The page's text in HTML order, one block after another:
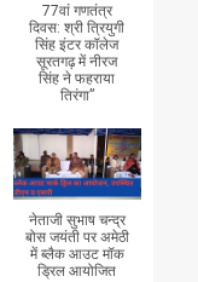
77वां गणतंत्र
दिवस: श्री त्रियुगी
सिंह इंटर कॉलेज
सूरतगढ़ में नीरज
सिंह ने फहराया
तिरंगा”
नेताजी सुभाष चन्द्र
बोस जयंती पर अमेठी
में ब्लैक आउट मॉक
ड्रिल आयोजित